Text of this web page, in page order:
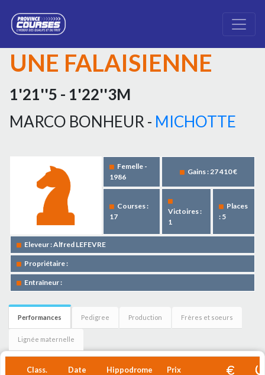
UNE FALAISIENNE
1'21''5 - 1'22''3M
MARCO BONHEUR - MICHOTTE
Femelle -
1986
Gains : 27 410 €
Courses :
17
Victoires :
1
Places
: 5
Eleveur : Alfred LEFEVRE
Propriétaire :
Entraîneur :
Performances Pedigree Production Frères et soeurs
Lignée maternelle
Class. Date Hippodrome Prix